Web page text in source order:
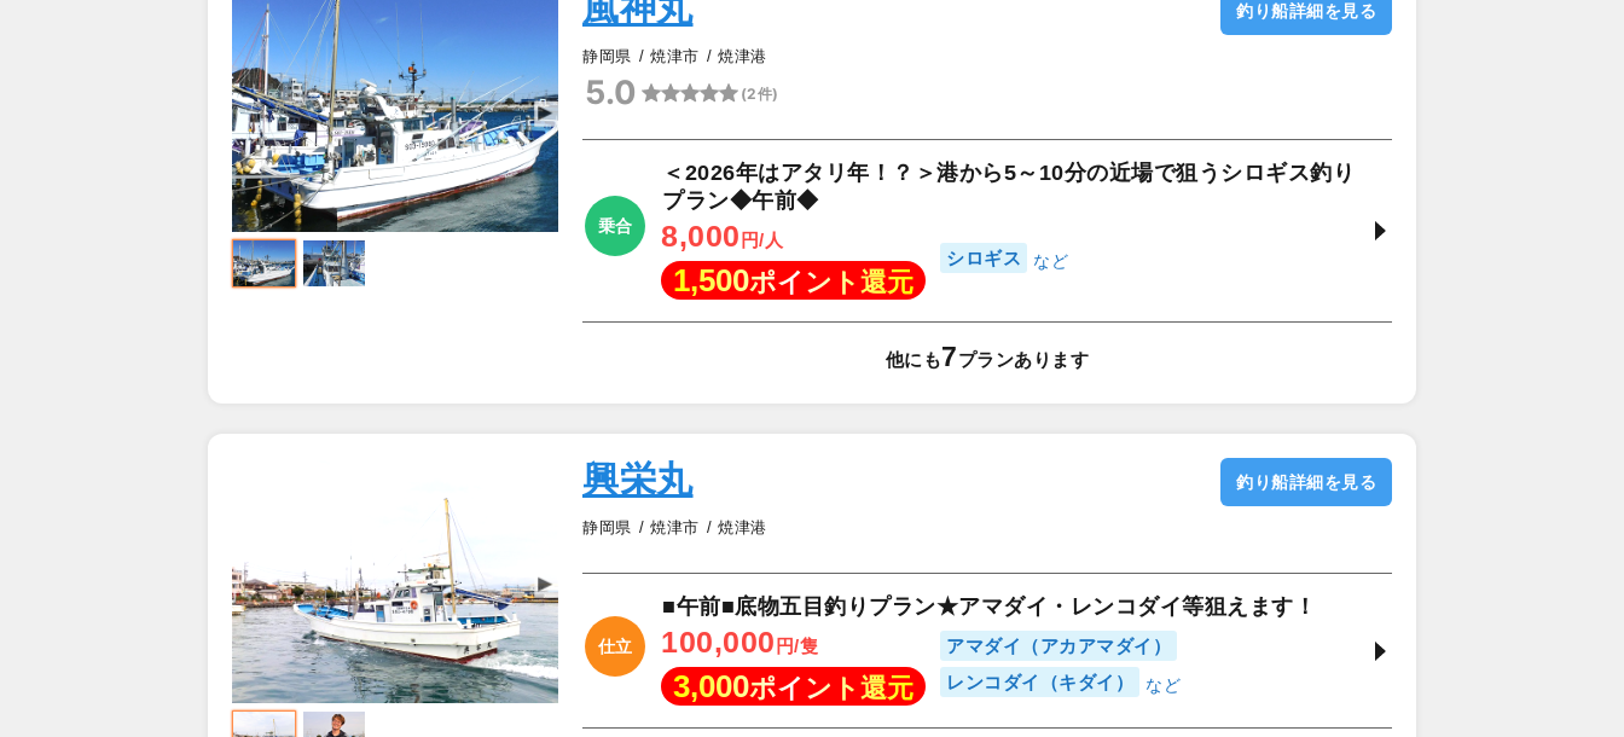
▲
風神丸
静岡県 焼津市 焼津港
5.0 (2件)
釣り船詳細を見る
乗合
＜2026年はアタリ年！？＞港から5～10分の近場で狙うシロギス釣り
プラン◆午前◆
8,000 円/人
1,500ポイント還元
シロギス
他にも7プランあります
▲
興栄丸
静岡県 焼津市 焼津港
釣り船詳細を見る
仕立
■午前■底物五目釣りプラン★アマダイ・レンコダイ等狙えます！
100,000 円/隻
3,000ポイント還元
アマダイ（アカアマダイ）
レンコダイ（キダイ）